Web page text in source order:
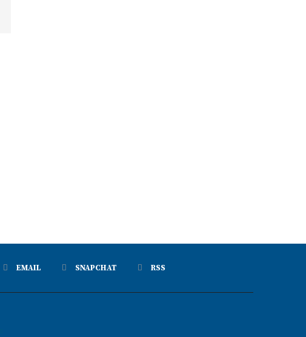
EMAIL SNAPCHAT RSS